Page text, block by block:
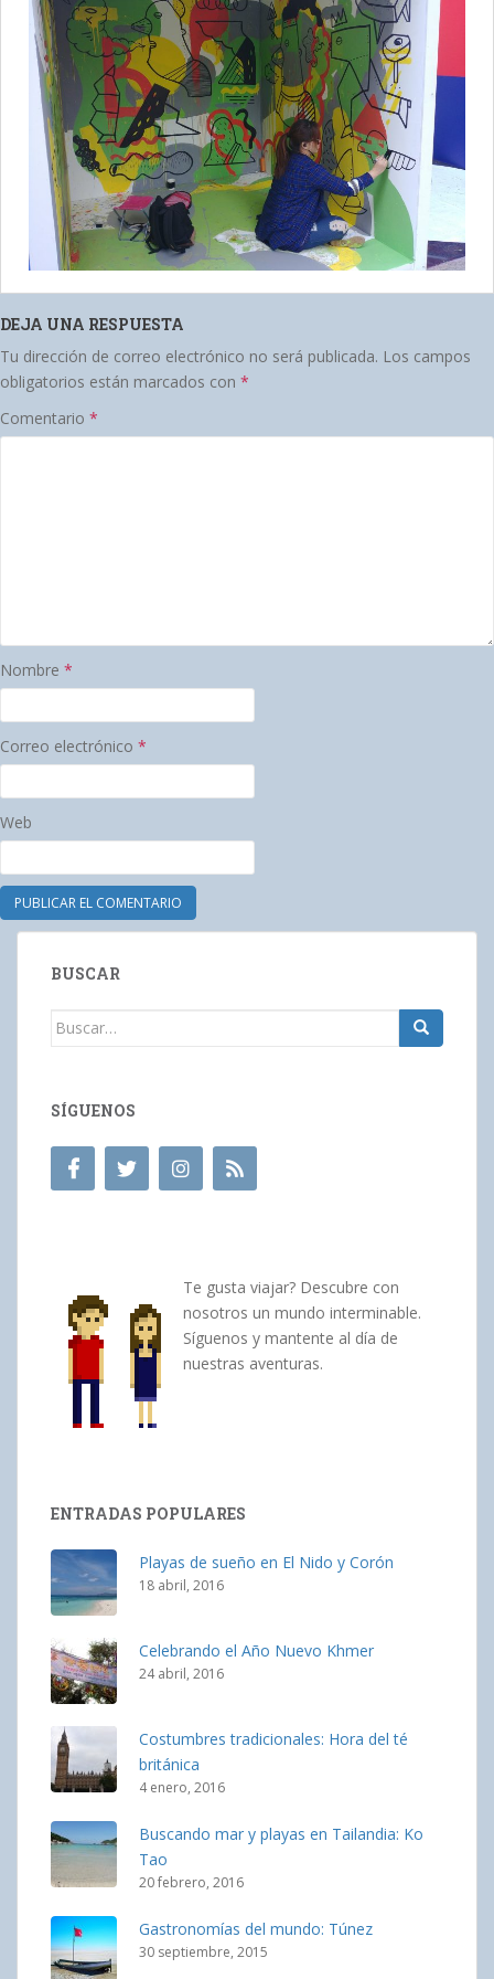
DEJA UNA RESPUESTA
Tu dirección de correo electrónico no será publicada. Los campos
obligatorios están marcados con *
Comentario *
Nombre *
Correo electrónico *
Web
BUSCAR
Buscar:
SÍGUENOS
Te gusta viajar? Descubre con
nosotros un mundo interminable.
Síguenos y mantente al día de
nuestras aventuras.
ENTRADAS POPULARES
Playas de sueño en El Nido y Corón
18 abril, 2016
Celebrando el Año Nuevo Khmer
24 abril, 2016
Costumbres tradicionales: Hora del té
británica
4 enero, 2016
Buscando mar y playas en Tailandia: Ko
Tao
20 febrero, 2016
Gastronomías del mundo: Túnez
30 septiembre, 2015